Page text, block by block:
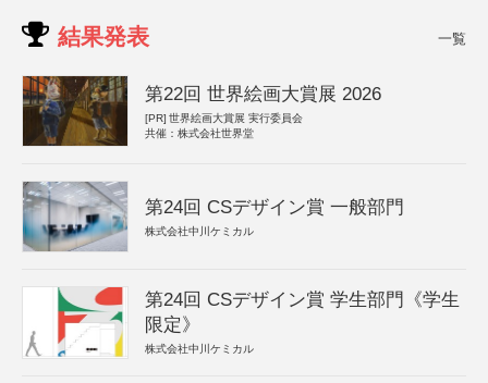
結果発表 一覧
第22回 世界絵画大賞展 2026
[PR] 世界絵画大賞展 実行委員会
共催：株式会社世界堂
第24回 CSデザイン賞 一般部門
株式会社中川ケミカル
第24回 CSデザイン賞 学生部門《学生
限定》
株式会社中川ケミカル